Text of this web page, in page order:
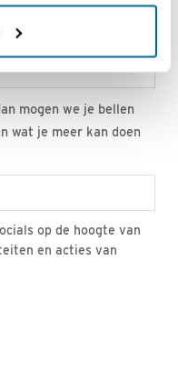
mogen we je bellen
wat je meer kan doen
op de hoogte van
en acties van